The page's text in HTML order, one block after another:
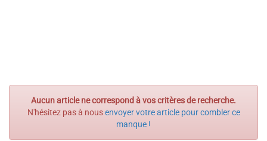
Aucun article ne correspond à vos critères de recherche.
N'hésitez pas à nousenvoyer votre article pour combler ce
manque !